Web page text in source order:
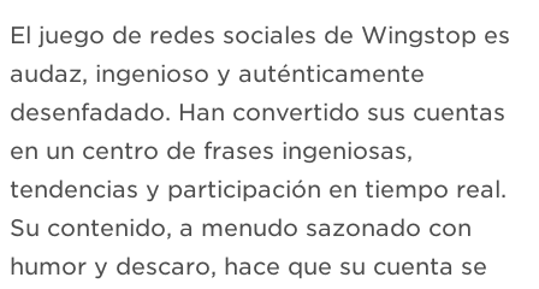
El juego de redes sociales de Wingstop es
audaz, ingenioso y auténticamente
desenfadado. Han convertido sus cuentas
en un centro de frases ingeniosas,
tendencias y participación en tiempo real.
Su contenido, a menudo sazonado con
humor y descaro, hace que su cuenta se